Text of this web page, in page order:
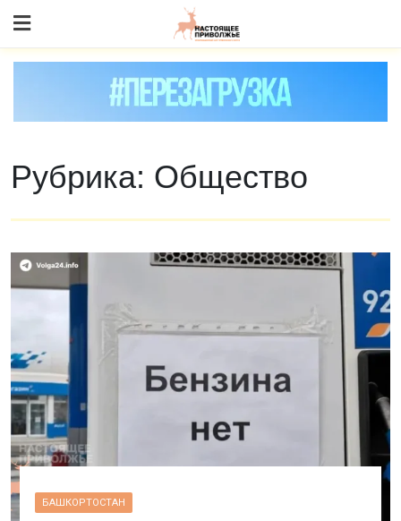
to content
Рубрика: Общество
БАШКОРТОСТАН